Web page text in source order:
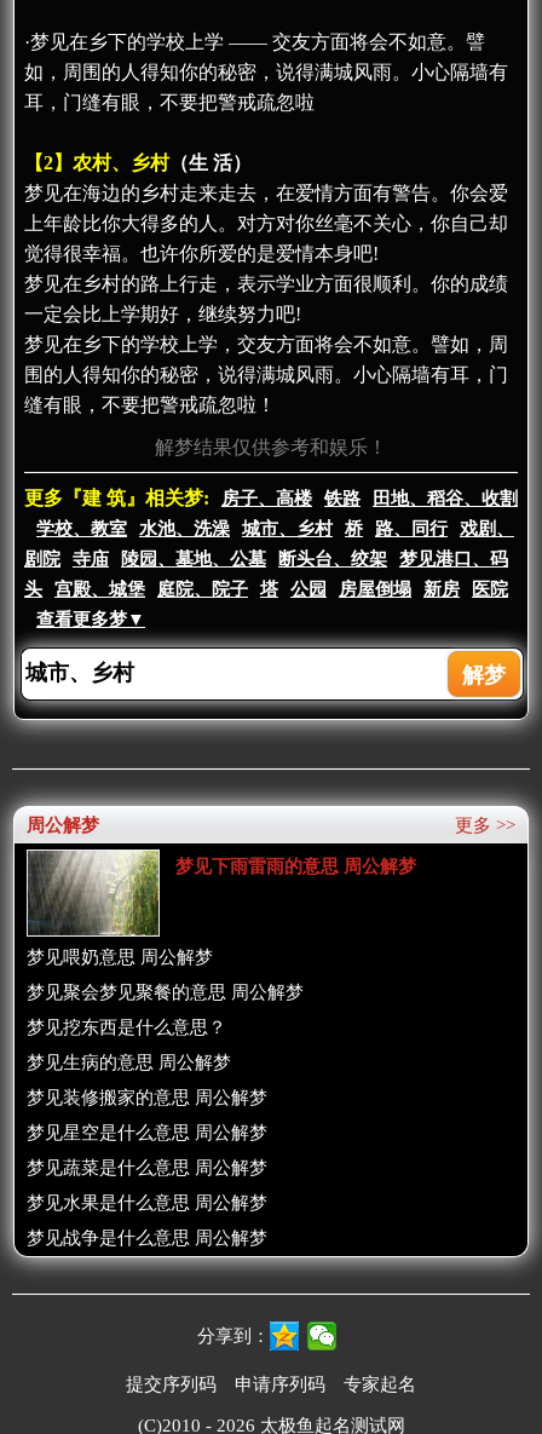
·梦见在乡下的学校上学 —— 交友方面将会不如意。譬
如，周围的人得知你的秘密，说得满城风雨。小心隔墙有
耳，门缝有眼，不要把警戒疏忽啦
【2】农村、乡村（生 活）
梦见在海边的乡村走来走去，在爱情方面有警告。你会爱
上年龄比你大得多的人。对方对你丝毫不关心，你自己却
觉得很幸福。也许你所爱的是爱情本身吧!
梦见在乡村的路上行走，表示学业方面很顺利。你的成绩
一定会比上学期好，继续努力吧!
梦见在乡下的学校上学，交友方面将会不如意。譬如，周
围的人得知你的秘密，说得满城风雨。小心隔墙有耳，门
缝有眼，不要把警戒疏忽啦！
解梦结果仅供参考和娱乐！
更多『建 筑』相关梦: 房子、高楼 铁路
田地、稻谷、收割
学校、教室
水池、洗澡 城市、乡村 桥 路、同行
戏剧、
剧院
寺庙 陵园、墓地、公墓 断头台、绞架
梦见港口、码
头
宫殿、城堡 庭院、院子 塔 公园 房屋倒塌 新房
医院
查看更多梦▼
更多 >>
周公解梦
梦见下雨雷雨的意思 周公解梦
梦见喂奶意思 周公解梦
梦见聚会梦见聚餐的意思 周公解梦
梦见挖东西是什么意思？
梦见生病的意思 周公解梦
梦见装修搬家的意思 周公解梦
梦见星空是什么意思 周公解梦
梦见蔬菜是什么意思 周公解梦
梦见水果是什么意思 周公解梦
梦见战争是什么意思 周公解梦
分享到：
提交序列码 申请序列码 专家起名
(C)2010 - 2026 太极鱼起名测试网